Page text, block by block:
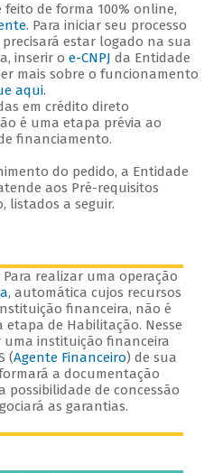
de forma 100% online,
. Para iniciar seu processo
estar logado na sua
inserir o e-CNPJ da Entidade
mais sobre o funcionamento
aqui.
em crédito direto
é uma etapa prévia ao
financiamento.
do pedido, a Entidade
aos Pré-requisitos
listados a seguir.
Para realizar uma operação
, automática cujos recursos
financeira, não é
etapa de Habilitação. Nesse
uma instituição financeira
(Agente Financeiro) de sua
a documentação
possibilidade de concessão
as garantias.